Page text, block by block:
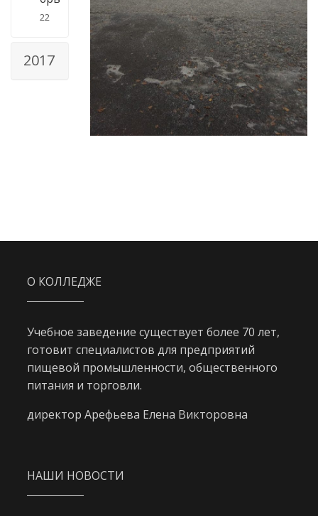
22
2017
О КОЛЛЕДЖЕ
Учебное заведение существует более 70 лет,
готовит специалистов для предприятий
пищевой промышленности, общественного
питания и торговли.
директор Арефьева Елена Викторовна
НАШИ НОВОСТИ